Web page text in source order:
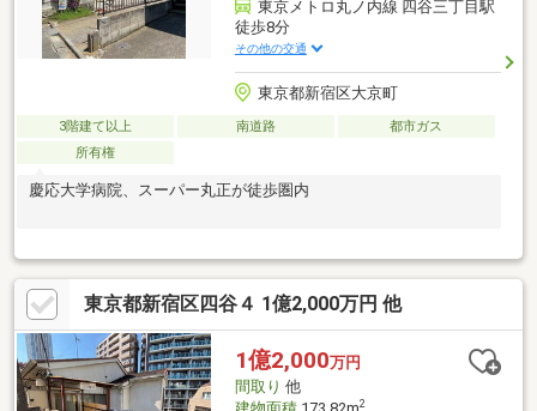
東京メトロ丸ノ内線 四谷三丁目駅
徒歩8分
その他の交通
東京都新宿区大京町
3階建て以上 南道路
都市ガス
所有権
慶応大学病院、スーパー丸正が徒歩圏内
東京都新宿区四谷４ 1億2,000万円 他
1億2,000万円
間取り 他
2